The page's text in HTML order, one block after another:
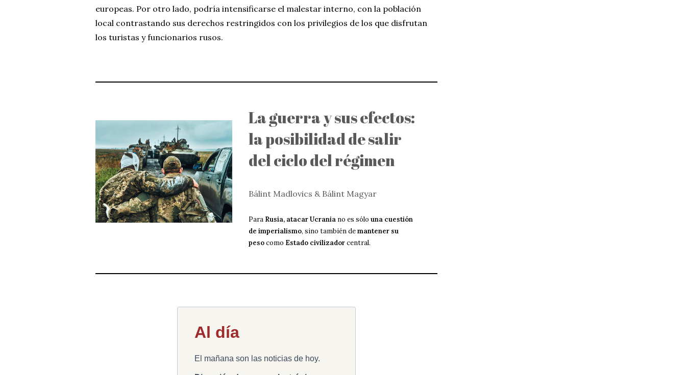
europeas. Por otro lado, podría intensificarse el malestar interno, con la población
local contrastando sus derechos restringidos con los privilegios de los que disfrutan
los turistas y funcionarios rusos.
La guerra y sus efectos:
la posibilidad de salir
del ciclo del régimen
Bálint Madlovics & Bálint Magyar
Para Rusia, atacar Ucrania no es sólouna cuestión
de imperialismo, sino también demantener su
pesocomo Estado civilizadorcentral.